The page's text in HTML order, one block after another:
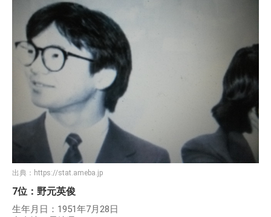
出典： https://stat.ameba.jp
7位：野元英俊
生年月日：1951年7月28日